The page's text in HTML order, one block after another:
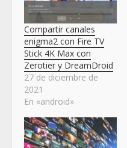
Compartir canales
enigma2 con Fire TV
Stick 4K Max con
Zerotier y DreamDroid
27 de diciembre de
2021
En «android»